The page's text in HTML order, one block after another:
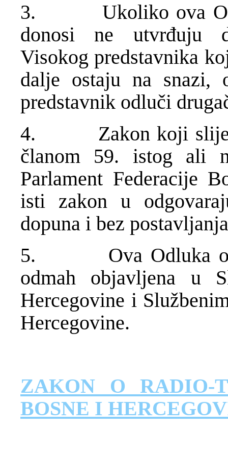
3. Ukoliko ova
donosi ne utvrđuju
Visokog predstavnika
dalje ostaju na
predstavnik odluči
4. Zakon koji slijedi
članom 59. istog ali
Parlament Federacije
isti zakon u
dopuna i bez
5. Ova Odluka
odmah objavljena u
Hercegovine i
Hercegovine.
ZAKON O RADIO-
BOSNE I